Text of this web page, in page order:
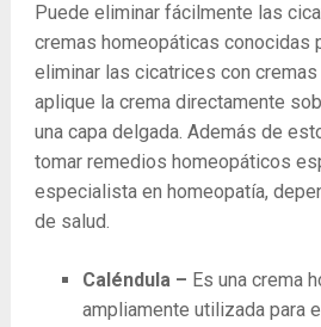
Puede eliminar fácilmente las
cremas homeopáticas conocidas
eliminar las cicatrices con
aplique la crema directamente
una capa delgada. Además de
tomar remedios homeopáticos
especialista en homeopatía,
de salud.
Caléndula – Es una crema
ampliamente utilizada para